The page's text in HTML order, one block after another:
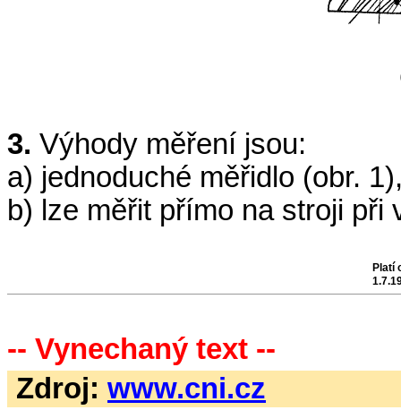
3. Výhody měření jsou:
a) jednoduché měřidlo (obr.
b) lze měřit přímo na stroji při
Platí
-- Vynechaný text --
Zdroj: www.cni.cz